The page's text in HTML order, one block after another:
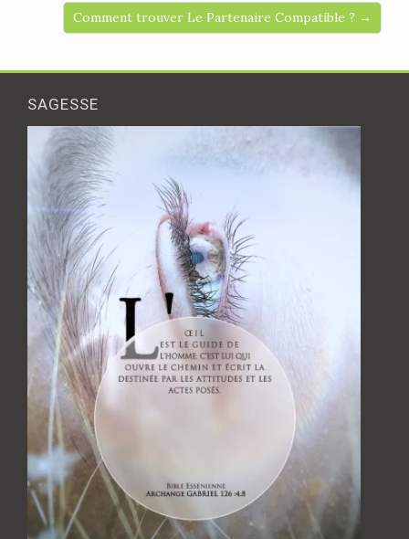
Comment trouver Le Partenaire Compatible ? →
SAGESSE